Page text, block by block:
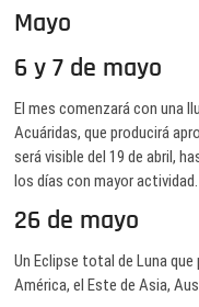
Mayo
6 y 7 de mayo
El mes comenzará con una
Acuáridas, que producirá
será visible del 19 de abril,
los días con mayor actividad.
26 de mayo
Un Eclipse total de Luna
América, el Este de Asia,